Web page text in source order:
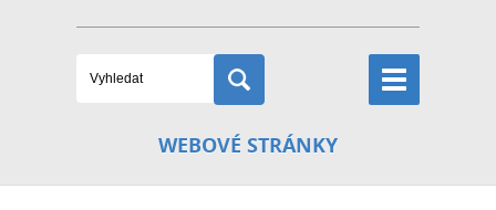
WEBOVÉ STRÁNKY